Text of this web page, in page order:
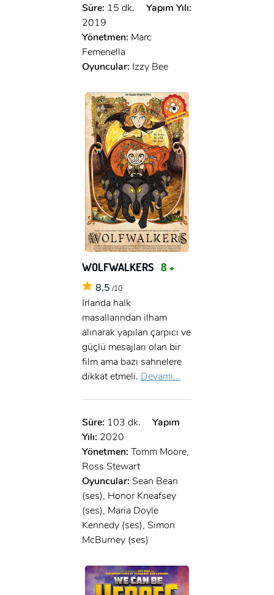
Süre: 15 dk.
Yapım Yılı:
2019
Yönetmen: Marc
Femenella
Oyuncular: Izzy Bee
WOLFWALKERS 8 +
8,5 /10
İrlanda halk
masallarından ilham
alınarak yapılan çarpıcı ve
güçlü mesajları olan bir
film ama bazı sahnelere
dikkat etmeli. Devamı...
Süre: 103 dk.
Yapım
Yılı: 2020
Yönetmen: Tomm Moore,
Ross Stewart
Oyuncular: Sean Bean
(ses), Honor Kneafsey
(ses), Maria Doyle
Kennedy (ses), Simon
McBurney (ses)